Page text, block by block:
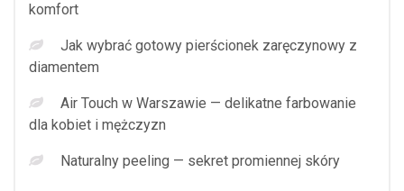
komfort
Jak wybrać gotowy pierścionek zaręczynowy z
diamentem
Air Touch w Warszawie — delikatne farbowanie
dla kobiet i mężczyzn
Naturalny peeling — sekret promiennej skóry